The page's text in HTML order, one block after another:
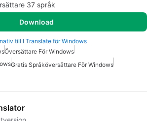
37 språk
Download
till I Translate för Windows
Översättare För Windows
Gratis Språköversättare För Windows